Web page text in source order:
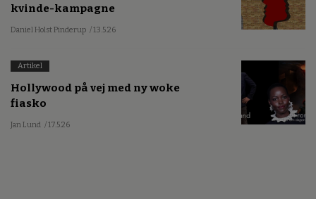
kvinde-kampagne
Daniel Holst Pinderup / 13.5.26
Artikel
Hollywood på vej med ny woke
fiasko
Jan Lund / 17.5.26